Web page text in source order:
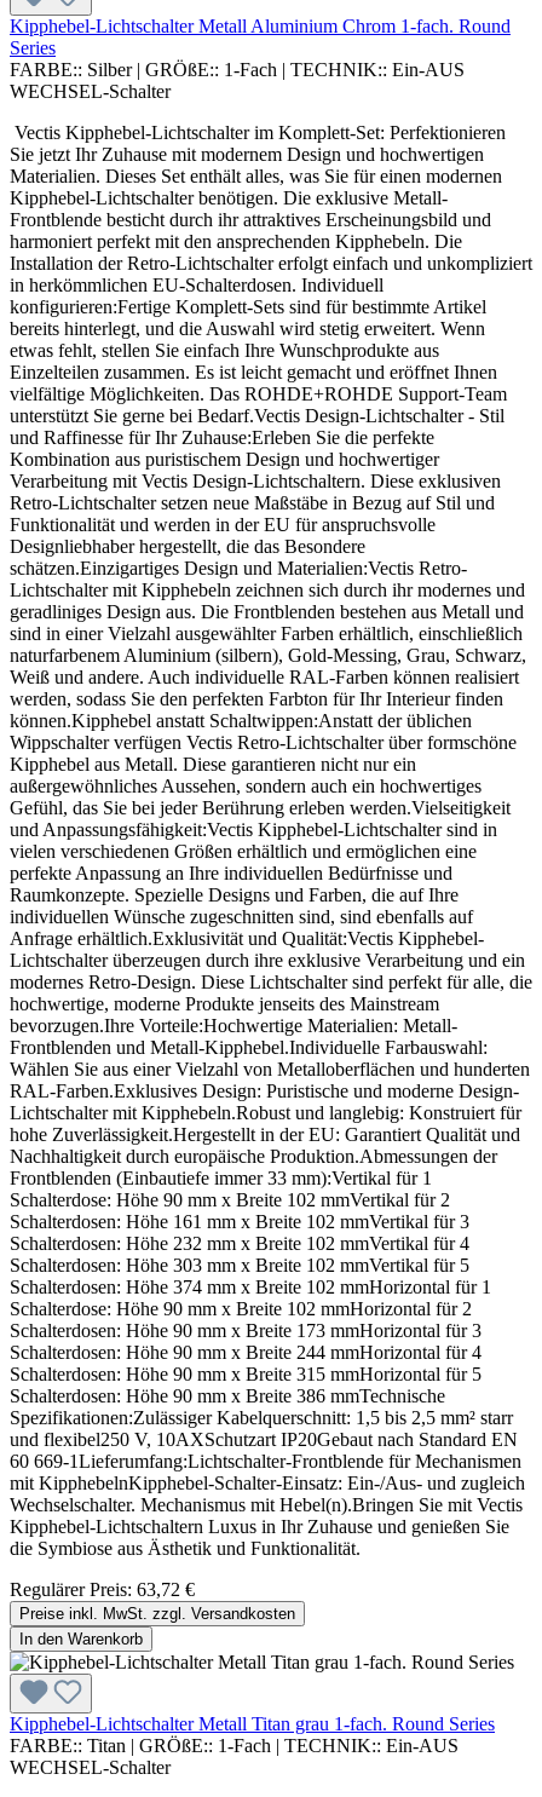
Kipphebel-Lichtschalter Metall Aluminium Chrom 1-fach. Round
Series
FARBE:: Silber | GRÖßE:: 1-Fach | TECHNIK:: Ein-AUS
WECHSEL-Schalter
Vectis Kipphebel-Lichtschalter im Komplett-Set: Perfektionieren
Sie jetzt Ihr Zuhause mit modernem Design und hochwertigen
Materialien. Dieses Set enthält alles, was Sie für einen modernen
Kipphebel-Lichtschalter benötigen. Die exklusive Metall-
Frontblende besticht durch ihr attraktives Erscheinungsbild und
harmoniert perfekt mit den ansprechenden Kipphebeln. Die
Installation der Retro-Lichtschalter erfolgt einfach und unkompliziert
in herkömmlichen EU-Schalterdosen. Individuell
konfigurieren:Fertige Komplett-Sets sind für bestimmte Artikel
bereits hinterlegt, und die Auswahl wird stetig erweitert. Wenn
etwas fehlt, stellen Sie einfach Ihre Wunschprodukte aus
Einzelteilen zusammen. Es ist leicht gemacht und eröffnet Ihnen
vielfältige Möglichkeiten. Das ROHDE+ROHDE Support-Team
unterstützt Sie gerne bei Bedarf.Vectis Design-Lichtschalter - Stil
und Raffinesse für Ihr Zuhause:Erleben Sie die perfekte
Kombination aus puristischem Design und hochwertiger
Verarbeitung mit Vectis Design-Lichtschaltern. Diese exklusiven
Retro-Lichtschalter setzen neue Maßstäbe in Bezug auf Stil und
Funktionalität und werden in der EU für anspruchsvolle
Designliebhaber hergestellt, die das Besondere
schätzen.Einzigartiges Design und Materialien:Vectis Retro-
Lichtschalter mit Kipphebeln zeichnen sich durch ihr modernes und
geradliniges Design aus. Die Frontblenden bestehen aus Metall und
sind in einer Vielzahl ausgewählter Farben erhältlich, einschließlich
naturfarbenem Aluminium (silbern), Gold-Messing, Grau, Schwarz,
Weiß und andere. Auch individuelle RAL-Farben können realisiert
werden, sodass Sie den perfekten Farbton für Ihr Interieur finden
können.Kipphebel anstatt Schaltwippen:Anstatt der üblichen
Wippschalter verfügen Vectis Retro-Lichtschalter über formschöne
Kipphebel aus Metall. Diese garantieren nicht nur ein
außergewöhnliches Aussehen, sondern auch ein hochwertiges
Gefühl, das Sie bei jeder Berührung erleben werden.Vielseitigkeit
und Anpassungsfähigkeit:Vectis Kipphebel-Lichtschalter sind in
vielen verschiedenen Größen erhältlich und ermöglichen eine
perfekte Anpassung an Ihre individuellen Bedürfnisse und
Raumkonzepte. Spezielle Designs und Farben, die auf Ihre
individuellen Wünsche zugeschnitten sind, sind ebenfalls auf
Anfrage erhältlich.Exklusivität und Qualität:Vectis Kipphebel-
Lichtschalter überzeugen durch ihre exklusive Verarbeitung und ein
modernes Retro-Design. Diese Lichtschalter sind perfekt für alle, die
hochwertige, moderne Produkte jenseits des Mainstream
bevorzugen.Ihre Vorteile:Hochwertige Materialien: Metall-
Frontblenden und Metall-Kipphebel.Individuelle Farbauswahl:
Wählen Sie aus einer Vielzahl von Metalloberflächen und hunderten
RAL-Farben.Exklusives Design: Puristische und moderne Design-
Lichtschalter mit Kipphebeln.Robust und langlebig: Konstruiert für
hohe Zuverlässigkeit.Hergestellt in der EU: Garantiert Qualität und
Nachhaltigkeit durch europäische Produktion.Abmessungen der
Frontblenden (Einbautiefe immer 33 mm):Vertikal für 1
Schalterdose: Höhe 90 mm x Breite 102 mmVertikal für 2
Schalterdosen: Höhe 161 mm x Breite 102 mmVertikal für 3
Schalterdosen: Höhe 232 mm x Breite 102 mmVertikal für 4
Schalterdosen: Höhe 303 mm x Breite 102 mmVertikal für 5
Schalterdosen: Höhe 374 mm x Breite 102 mmHorizontal für 1
Schalterdose: Höhe 90 mm x Breite 102 mmHorizontal für 2
Schalterdosen: Höhe 90 mm x Breite 173 mmHorizontal für 3
Schalterdosen: Höhe 90 mm x Breite 244 mmHorizontal für 4
Schalterdosen: Höhe 90 mm x Breite 315 mmHorizontal für 5
Schalterdosen: Höhe 90 mm x Breite 386 mmTechnische
Spezifikationen:Zulässiger Kabelquerschnitt: 1,5 bis 2,5 mm² starr
und flexibel250 V, 10AXSchutzart IP20Gebaut nach Standard EN
60 669-1Lieferumfang:Lichtschalter-Frontblende für Mechanismen
mit KipphebelnKipphebel-Schalter-Einsatz: Ein-/Aus- und zugleich
Wechselschalter. Mechanismus mit Hebel(n).Bringen Sie mit Vectis
Kipphebel-Lichtschaltern Luxus in Ihr Zuhause und genießen Sie
die Symbiose aus Ästhetik und Funktionalität.
Regulärer Preis: 63,72 €
Preise inkl. MwSt. zzgl. Versandkosten
In den Warenkorb
Kipphebel-Lichtschalter Metall Titan grau 1-fach. Round Series
FARBE:: Titan | GRÖßE:: 1-Fach | TECHNIK:: Ein-AUS
WECHSEL-Schalter